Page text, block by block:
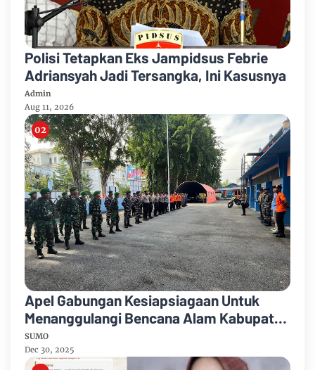
Polisi Tetapkan Eks Jampidsus Febrie
Adriansyah Jadi Tersangka, Ini Kasusnya
Admin
Aug 11, 2026
Apel Gabungan Kesiapsiagaan Untuk
Menanggulangi Bencana Alam Kabupaten
Bengkalis
SUMO
Dec 30, 2025